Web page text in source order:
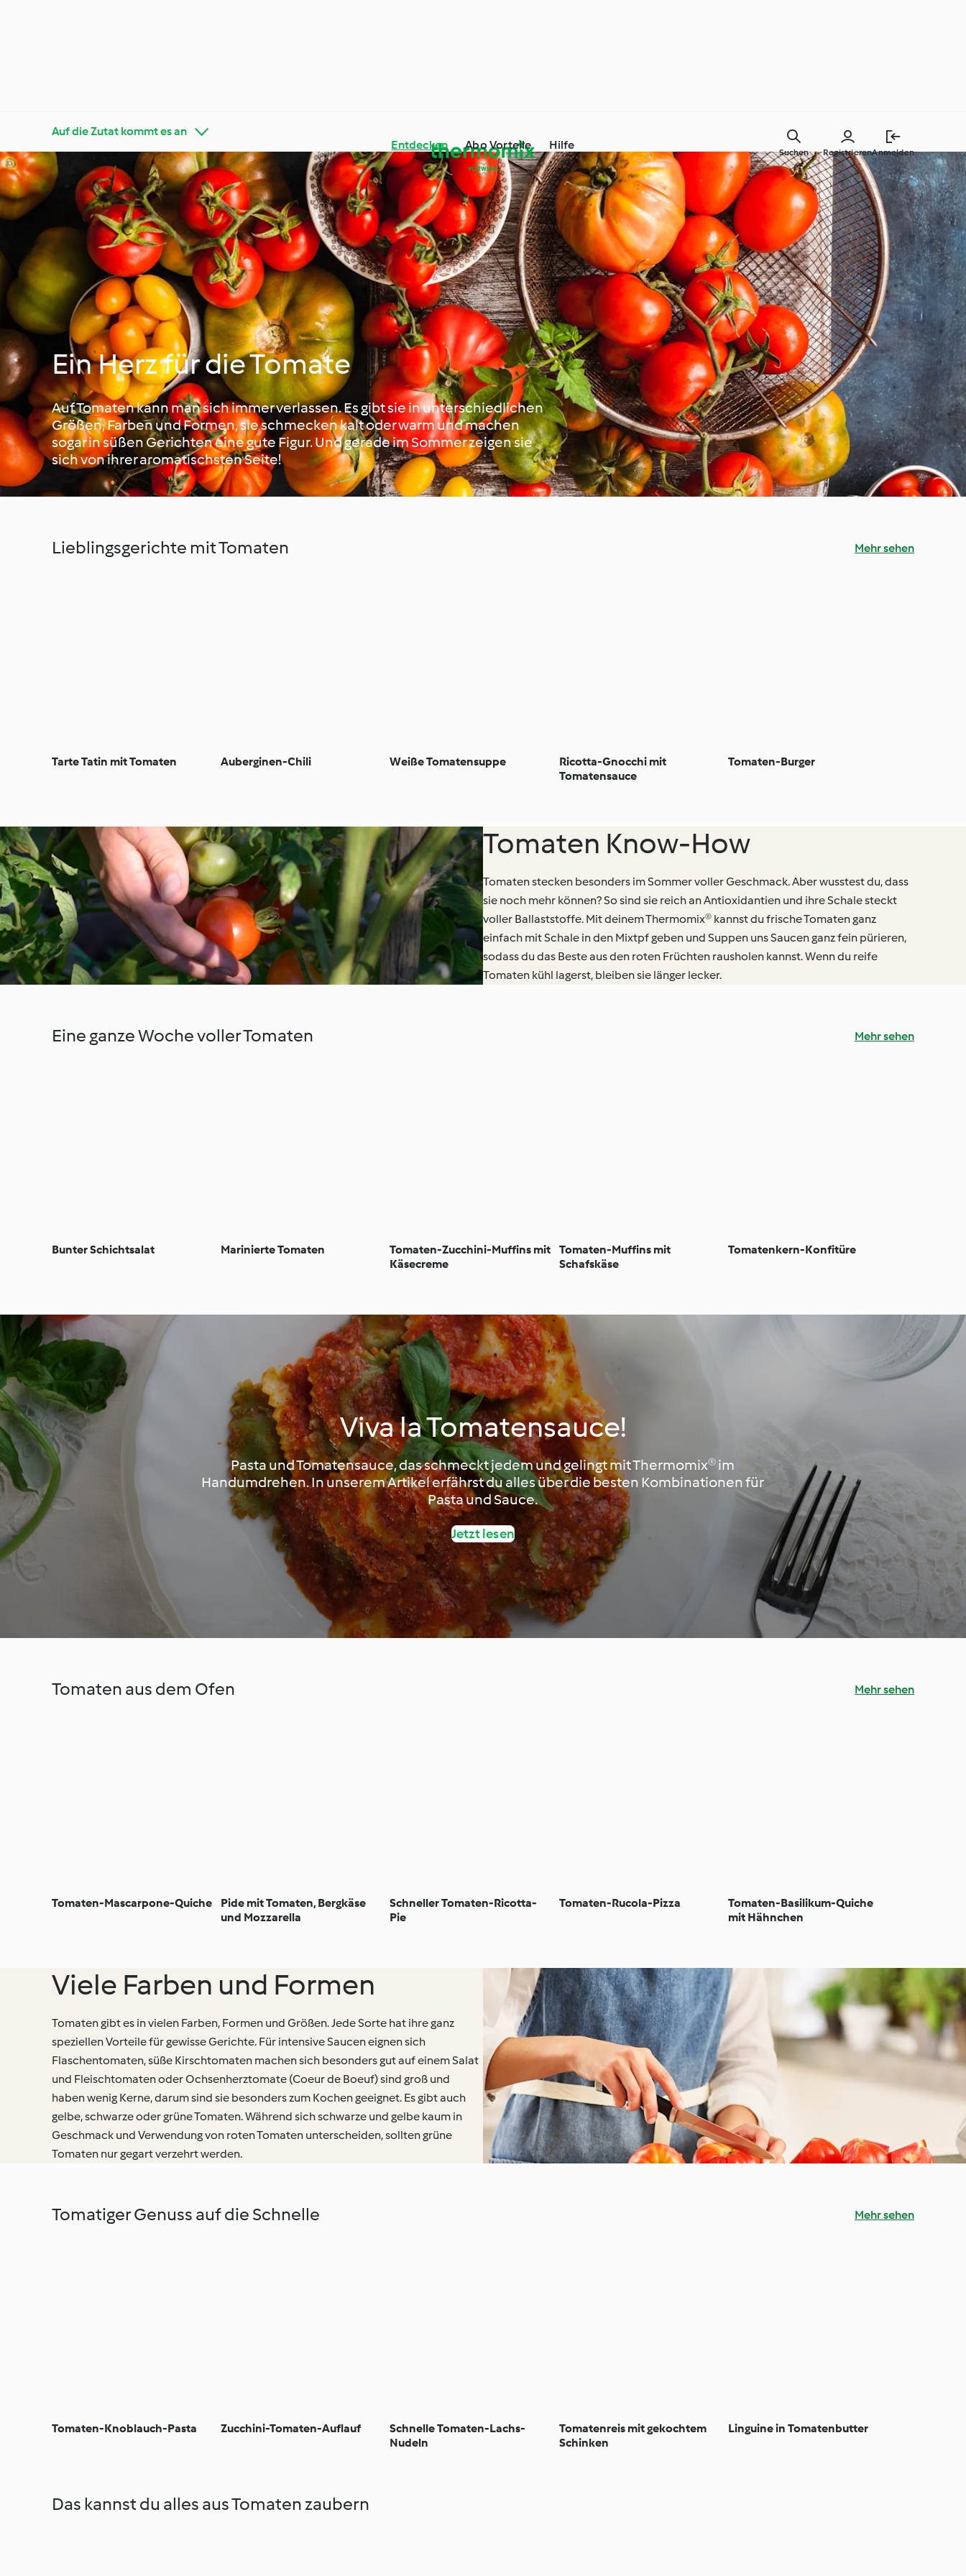
Entdecken Abo Vorteile Hilfe
RegistrierenAnmelden
Suchen
Auf die Zutat kommt es an
Auf die Zutat kommt es an
Thermomix® Tipps und
Tricks
Ernährungstrends Tutorials
Besondere Anlässe Jeden Tag genießen Unterwegs mit Thermomix® Thermomix® Kochschule
Ein Herz für die Tomate
Auf Tomaten kann man sich immer verlassen. Es gibt sie in unterschiedlichen
Größen, Farben und Formen, sie schmecken kalt oder warm und machen
sogar in süßen Gerichten eine gute Figur. Und gerade im Sommer zeigen sie
sich von ihrer aromatischsten Seite!
Lieblingsgerichte mit Tomaten Mehr sehen
Tarte Tatin mit Tomaten Auberginen-Chili Weiße Tomatensuppe
Ricotta-Gnocchi mit
Tomatensauce
Tomaten-Burger
Tomaten Know-How
Tomaten stecken besonders im Sommer voller Geschmack. Aber wusstest du, dass
sie noch mehr können? So sind sie reich an Antioxidantien und ihre Schale steckt
voller Ballaststoffe. Mit deinem Thermomix® kannst du frische Tomaten ganz
einfach mit Schale in den Mixtpf geben und Suppen uns Saucen ganz fein pürieren,
sodass du das Beste aus den roten Früchten rausholen kannst. Wenn du reife
Tomaten kühl lagerst, bleiben sie länger lecker.
Eine ganze Woche voller Tomaten Mehr sehen
Bunter Schichtsalat Marinierte Tomaten
Tomaten-Zucchini-Muffins mit
Käsecreme
Tomaten-Muffins mit
Schafskäse
Tomatenkern-Konfitüre
Viva la Tomatensauce!
Pasta und Tomatensauce, das schmeckt jedem und gelingt mit Thermomix® im
Handumdrehen. In unserem Artikel erfährst du alles über die besten Kombinationen für
Pasta und Sauce.
Jetzt lesen
Tomaten aus dem Ofen Mehr sehen
Tomaten-Mascarpone-Quiche
Pide mit Tomaten, Bergkäse
und Mozzarella
Schneller Tomaten-Ricotta-
Pie
Tomaten-Rucola-Pizza
Tomaten-Basilikum-Quiche
mit Hähnchen
Viele Farben und Formen
Tomaten gibt es in vielen Farben, Formen und Größen. Jede Sorte hat ihre ganz
speziellen Vorteile für gewisse Gerichte. Für intensive Saucen eignen sich
Flaschentomaten, süße Kirschtomaten machen sich besonders gut auf einem Salat
und Fleischtomaten oder Ochsenherztomate (Coeur de Boeuf) sind groß und
haben wenig Kerne, darum sind sie besonders zum Kochen geeignet. Es gibt auch
gelbe, schwarze oder grüne Tomaten. Während sich schwarze und gelbe kaum in
Geschmack und Verwendung von roten Tomaten unterscheiden, sollten grüne
Tomaten nur gegart verzehrt werden.
Tomatiger Genuss auf die Schnelle Mehr sehen
Tomaten-Knoblauch-Pasta Zucchini-Tomaten-Auflauf
Schnelle Tomaten-Lachs-
Nudeln
Tomatenreis mit gekochtem
Schinken
Linguine in Tomatenbutter
Das kannst du alles aus Tomaten zaubern